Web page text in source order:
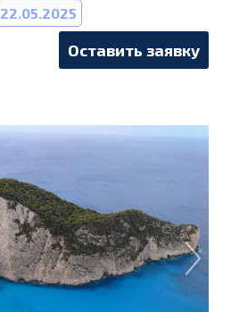
22.05.2025
Оставить заявку